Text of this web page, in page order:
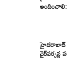
హైదరాబాద్
ఛైర్‌పర్సన్ల